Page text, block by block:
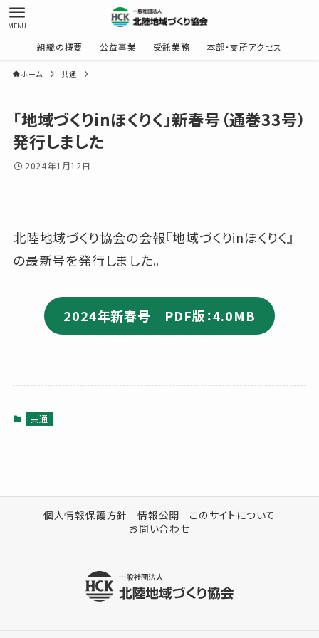
MENU
組織の概要 公益事業 受託業務 本部・支所アクセス
ホーム 共通
「地域づくりinほくりく」新春号（通巻33号）
発行しました
2024年1月12日
北陸地域づくり協会の会報『地域づくりinほくりく』
の最新号を発行しました。
2024年新春号 PDF版：4.0MB
共通
個人情報保護方針 情報公開
このサイトについて
お問い合わせ